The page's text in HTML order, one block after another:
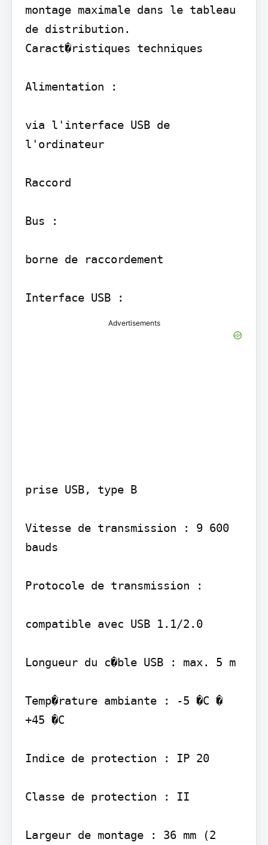
montage maximale dans le tableau
de distribution.
Caract�ristiques techniques
Alimentation :
via l'interface USB de
l'ordinateur
Raccord
Bus :
borne de raccordement
Advertisements
prise USB, type B
Vitesse de transmission : 9 600
bauds
Protocole de transmission :
compatible avec USB 1.1/2.0
Longueur du c�ble USB : max. 5 m
Temp�rature ambiante : -5 �C �
+45 �C
Indice de protection : IP 20
Classe de protection : II
Largeur de montage : 36 mm (2